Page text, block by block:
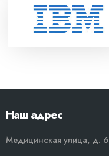
Наш адрес
Медицинская улица, д. 6